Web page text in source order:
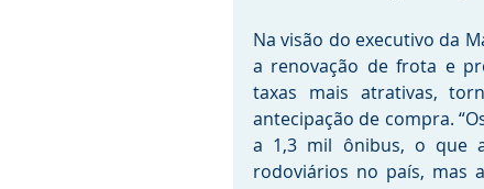
Na visão do executivo da
a renovação de frota e
taxas mais atrativas,
antecipação de compra.
a 1,3 mil ônibus, o que
rodoviários no país, mas